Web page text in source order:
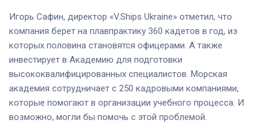
Игорь Сафин, директор «V.Ships Ukraine» отметил, что
компания берет на плавпрактику 360 кадетов в год, из
которых половина становятся офицерами. А также
инвестирует в Академию для подготовки
высококвалифицированных специалистов. Морская
академия сотрудничает с 250 кадровыми компаниями,
которые помогают в организации учебного процесса. И
возможно, могли бы помочь с этой проблемой.